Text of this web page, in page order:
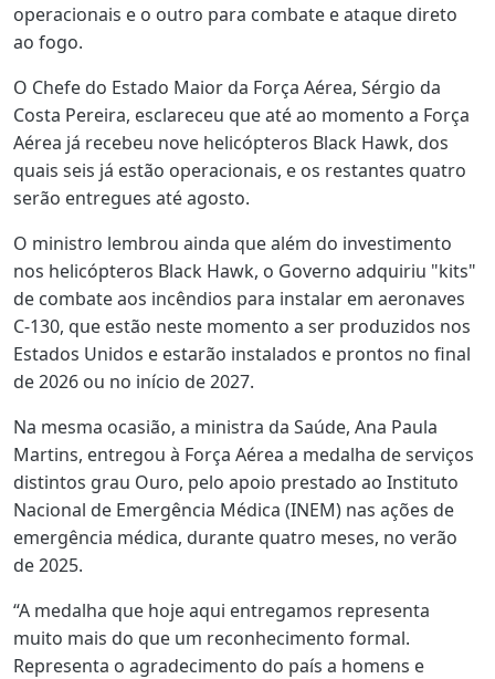
operacionais e o outro para combate e ataque direto
ao fogo.
O Chefe do Estado Maior da Força Aérea, Sérgio da
Costa Pereira, esclareceu que até ao momento a Força
Aérea já recebeu nove helicópteros Black Hawk, dos
quais seis já estão operacionais, e os restantes quatro
serão entregues até agosto.
O ministro lembrou ainda que além do investimento
nos helicópteros Black Hawk, o Governo adquiriu "kits"
de combate aos incêndios para instalar em aeronaves
C-130, que estão neste momento a ser produzidos nos
Estados Unidos e estarão instalados e prontos no final
de 2026 ou no início de 2027.
Na mesma ocasião, a ministra da Saúde, Ana Paula
Martins, entregou à Força Aérea a medalha de serviços
distintos grau Ouro, pelo apoio prestado ao Instituto
Nacional de Emergência Médica (INEM) nas ações de
emergência médica, durante quatro meses, no verão
de 2025.
“A medalha que hoje aqui entregamos representa
muito mais do que um reconhecimento formal.
Representa o agradecimento do país a homens e